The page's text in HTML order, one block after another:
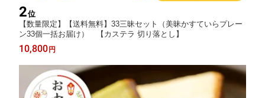
2位
【数量限定】【送料無料】33三昧セット（美昧かすていらプレー
ン33個一括お届け） 【カステラ 切り落とし】
10,800円